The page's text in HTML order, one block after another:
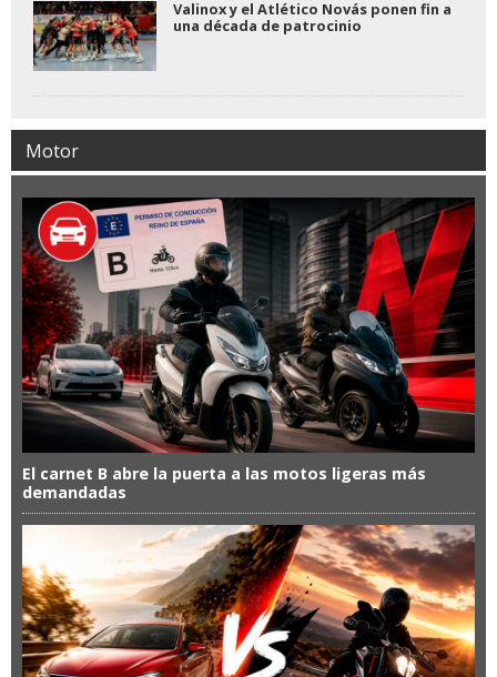
Valinox y el Atlético Novás ponen fin a
una década de patrocinio
Motor
El carnet B abre la puerta a las motos ligeras más
demandadas